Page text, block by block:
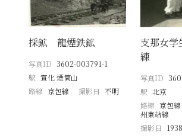
採鉱 龍煙鉄鉱
写真ID 3602-003791-1
駅 宣化 煙筒山
路線 京包線 撮影日 不明
支那女
練
写真ID
駅 北京
路線 京包
州東站線
撮影日